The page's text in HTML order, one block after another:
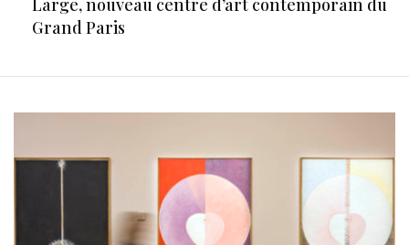
Large, nouveau centre d’art contemporain du
Grand Paris